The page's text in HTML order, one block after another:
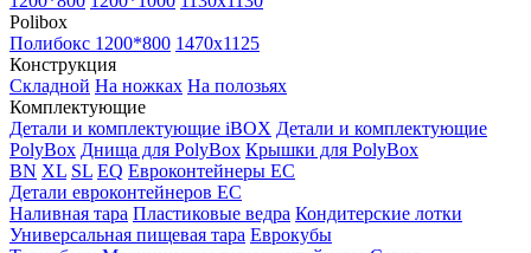
Polibox
Полибокс 1200*800 1470х1125
Конструкция
Складной На ножках На полозьях
Комплектующие
Детали и комплектующие iBOX Детали и комплектующие
PolyBox Днища для PolyBox Крышки для PolyBox
BN XL SL EQ Евроконтейнеры EC
Детали евроконтейнеров EC
Наливная тара Пластиковые ведра Кондитерские лотки
Универсальная пищевая тара Еврокубы